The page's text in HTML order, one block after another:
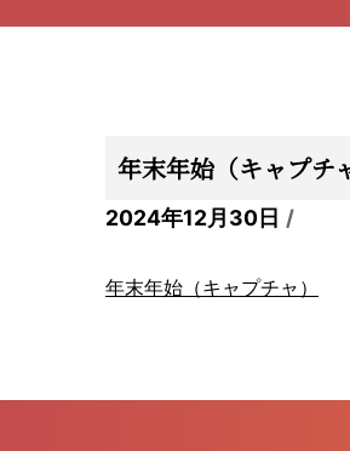
年末年始（キャプチ
2024年12月30日
年末年始（キャプチャ）